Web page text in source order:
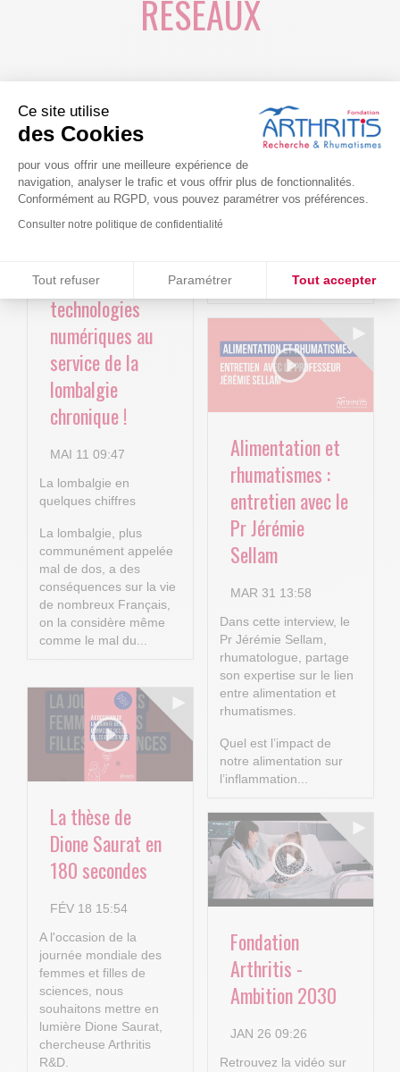
Ce site utilise
des Cookies
pour vous offrir une meilleure expérience de
navigation, analyser le trafic et vous offrir plus de fonctionnalités.
Conformément au RGPD, vous pouvez paramétrer vos préférences.
Consulter notre politique de confidentialité
Tout refuser Paramétrer Tout accepter
Axeptio consent
Plateforme de Gestion du Consentement : Personnalisez vos
Notre plateforme vous permet d'adapter et de gérer vos
RÉSEAUX
Le projet BACK-
nouvelles
technologies
numériques au
service de la
lombalgie
chronique !
MAI 11 09:47
La lombalgie en
quelques chiffres
La lombalgie, plus
communément appelée
mal de dos, a des
conséquences sur la vie
de nombreux Français,
on la considère même
comme le mal du...
Alimentation et
rhumatismes :
entretien avec le
Pr Jérémie
Sellam
MAR 31 13:58
Dans cette interview, le
Pr Jérémie Sellam,
rhumatologue, partage
son expertise sur le lien
entre alimentation et
rhumatismes.
Quel est l’impact de
notre alimentation sur
l’inflammation...
La thèse de
Dione Saurat en
180 secondes
FÉV 18 15:54
A l'occasion de la
journée mondiale des
femmes et filles de
sciences, nous
souhaitons mettre en
lumière Dione Saurat,
chercheuse Arthritis
R&D.
Fondation
Arthritis -
Ambition 2030
JAN 26 09:26
Retrouvez la vidéo sur